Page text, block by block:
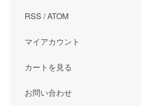
RSS /ATOM
マイアカウント
カートを見る
お問い合わせ